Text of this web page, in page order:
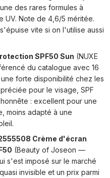
des rares formules à
UV. Note de 4,6/5 méritée.
vite si on l'utilise aussi
SPF50 Sun (NUXE
du catalogue avec 16
forte disponibilité chez les
pour le visage, SPF
: excellent pour une
moins adapté à une
Crème d'écran
(Beauty of Joseon —
s'est imposé sur le marché
invisible et un prix parmi